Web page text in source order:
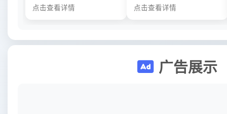
点击查看详情 点击查看详情
广告展示